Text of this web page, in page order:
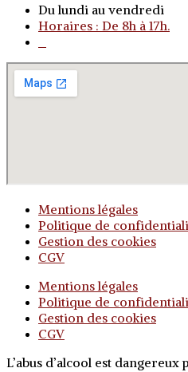
Du lundi au vendredi
Horaires : De 8h à 17h.
Mentions légales
Politique de
Gestion des cookies
CGV
Mentions légales
Politique de
Gestion des cookies
CGV
L’abus d’alcool est